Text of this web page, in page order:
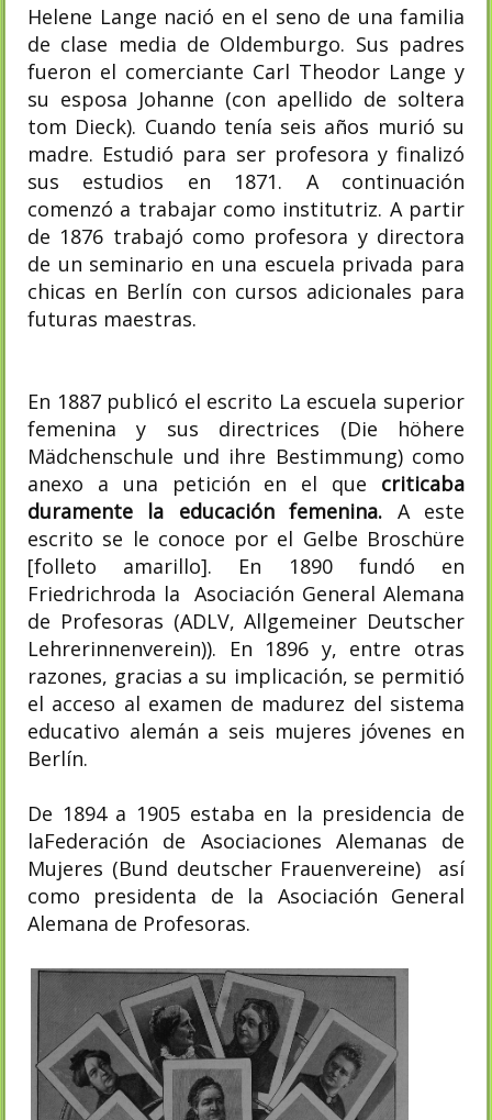
Helene Lange nació en el seno de una familia
de clase media de Oldemburgo. Sus padres
fueron el comerciante Carl Theodor Lange y
su esposa Johanne (con apellido de soltera
tom Dieck).​ Cuando tenía seis años murió su
madre. Estudió para ser profesora y finalizó
sus estudios en 1871. A continuación
comenzó a trabajar como institutriz. A partir
de 1876 trabajó como profesora y directora
de un seminario en una escuela privada para
chicas en Berlín con cursos adicionales para
futuras maestras.
En 1887 publicó el escrito La escuela superior
femenina y sus directrices (Die höhere
Mädchenschule und ihre Bestimmung) como
anexo a una petición en el que criticaba
duramente la educación femenina. A este
escrito se le conoce por el Gelbe Broschüre
[folleto amarillo]. En 1890 fundó en
Friedrichroda la
Asociación General Alemana
de Profesoras (ADLV, Allgemeiner Deutscher
Lehrerinnenverein)). En 1896 y, entre otras
razones, gracias a su implicación, se permitió
el acceso al examen de madurez del sistema
educativo alemán a seis mujeres jóvenes en
Berlín.
De 1894 a 1905 estaba en la presidencia de
laFederación de Asociaciones Alemanas de
Mujeres (Bund deutscher Frauenvereine) así
como presidenta de la Asociación General
Alemana de Profesoras.